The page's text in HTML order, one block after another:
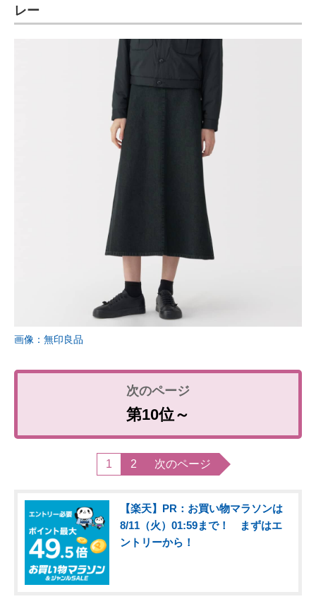
レー
画像：無印良品
第10位～
1 2 次のページ
【楽天】PR：お買い物マラソンは
8/11（火）01:59まで！ まずはエ
ントリーから！